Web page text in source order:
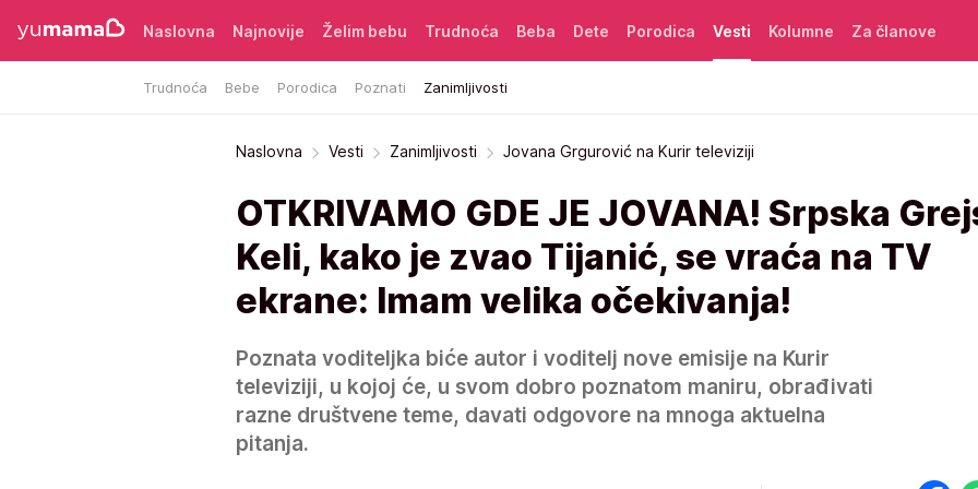
Naslovna Najnovije Želim bebu Trudnoća Beba Dete Porodica Vesti
Trudnoća Bebe Porodica Poznati Zanimljivosti
Kolumne Za članove
Naslovna Vesti Zanimljivosti Jovana Grgurović na Kurir televiziji
OTKRIVAMO GDE JE JOVANA! Srpska
Keli, kako je zvao Tijanić, se vraća na TV
ekrane: Imam velika očekivanja!
Poznata voditeljka biće autor i voditelj nove emisije na Kurir
televiziji, u kojoj će, u svom dobro poznatom maniru, obrađivati
razne društvene teme, davati odgovore na mnoga aktuelna
pitanja.